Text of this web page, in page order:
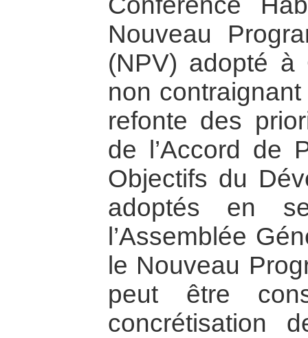
Nouveau
(NPV) adopté
non
refonte des
de l’Accord de
Objectifs du
adoptés en
l’Assemblée
le Nouveau
peut être
concrétisation